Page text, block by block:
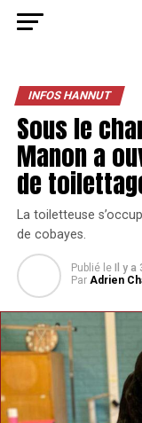
INFOS HANNUT
Sous le
Manon a
de
La toiletteuse
de cobayes.
Publié le Il y
Par Adrien